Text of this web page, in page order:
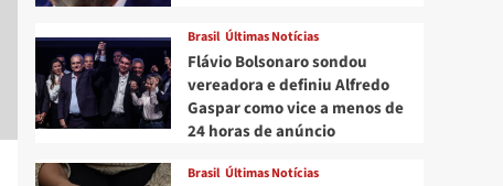
Brasil Últimas Notícias
Flávio Bolsonaro sondou
vereadora e definiu Alfredo
Gaspar como vice a menos de
24 horas de anúncio
Brasil Últimas Notícias